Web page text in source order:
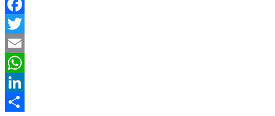
Facebook
Twitter
Email
WhatsApp
LinkedIn